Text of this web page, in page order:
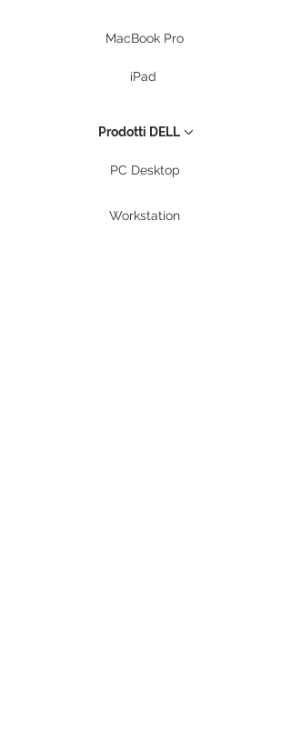
MacBook Pro
iPad
Prodotti DELL
PC Desktop
Workstation